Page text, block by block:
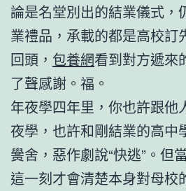
論是名堂別出的結業儀式，
業禮品，承載的都是高校訂
回頭， 包養網看到對方遞來
了聲感謝。福。
年夜學四年里，你也許跟他
夜學，也許和剛結業的高中
黌舍，惡作劇說“快逃”。但
這一刻才會清楚本身對母校